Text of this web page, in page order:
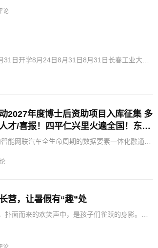
论
日开学8月24日8月31日8月31日长春工业大学8
2027年度博士后资助项目入库征集 多
才/喜报！四平仁兴里火遍全国！东北
级公共文化优秀案例
能网联汽车全生命周期的数据要素一体化融通体
新应用大赛”上，荣获“智能制造与车辆研发数据
营，让暑假有“趣”处
扑面而来的欢笑声中，是孩子们雀跃的身影。这